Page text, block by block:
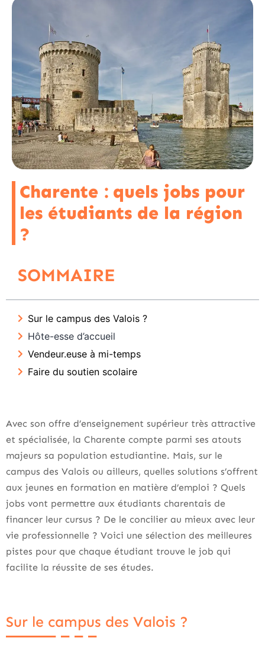
Charente : quels jobs pour
les étudiants de la région
?
SOMMAIRE
Sur le campus des Valois ?
Hôte-esse d’accueil
Vendeur.euse à mi-temps
Faire du soutien scolaire
Avec son offre d’enseignement supérieur très attractive
et spécialisée, la Charente compte parmi ses atouts
majeurs sa population estudiantine. Mais, sur le
campus des Valois ou ailleurs, quelles solutions s’offrent
aux jeunes en formation en matière d’emploi ? Quels
jobs vont permettre aux étudiants charentais de
financer leur cursus ? De le concilier au mieux avec leur
vie professionnelle ? Voici une sélection des meilleures
pistes pour que chaque étudiant trouve le job qui
facilite la réussite de ses études.
Sur le campus des Valois ?